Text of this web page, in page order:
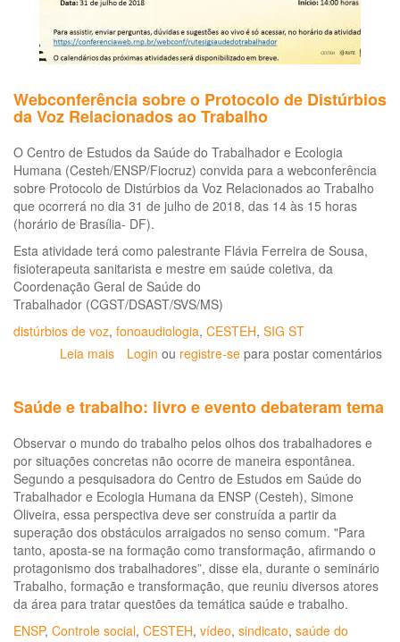
Webconferência sobre o Protocolo de Distúrbios
da Voz Relacionados ao Trabalho
O Centro de Estudos da Saúde do Trabalhador e Ecologia
Humana (Cesteh/ENSP/Fiocruz) convida para a webconferência
sobre Protocolo de Distúrbios da Voz Relacionados ao Trabalho
que ocorrerá no dia 31 de julho de 2018, das 14 às 15 horas
(horário de Brasília- DF).
Esta atividade terá como palestrante Flávia Ferreira de Sousa,
fisioterapeuta sanitarista e mestre em saúde coletiva, da
Coordenação Geral de Saúde do
Trabalhador (CGST/DSAST/SVS/MS)
distúrbios de voz, fonoaudiologia, CESTEH, SIG ST
Leia mais sobre
o
de
Distúrbios
da
Voz
Relacionados
ao
Trabalho
Login ou registre-se para postar comentários
Saúde e trabalho: livro e evento debateram tema
Observar o mundo do trabalho pelos olhos dos trabalhadores e
por situações concretas não ocorre de maneira espontânea.
Segundo a pesquisadora do Centro de Estudos em Saúde do
Trabalhador e Ecologia Humana da ENSP (Cesteh), Simone
Oliveira, essa perspectiva deve ser construída a partir da
superação dos obstáculos arraigados no senso comum. "Para
tanto, aposta-se na formação como transformação, afirmando o
protagonismo dos trabalhadores”, disse ela, durante o seminário
Trabalho, formação e transformação, que reuniu diversos atores
da área para tratar questões da temática saúde e trabalho.
ENSP, Controle social, CESTEH, vídeo, sindicato, saúde do